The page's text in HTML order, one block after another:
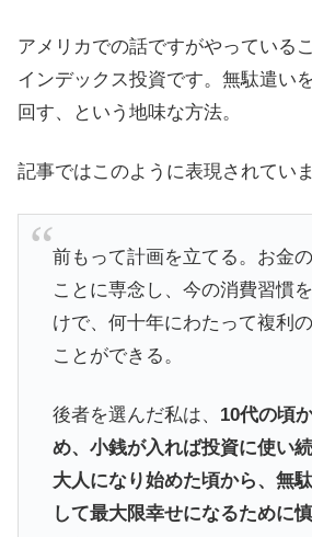
アメリカでの話ですがやっている
インデックス投資です。無駄遣い
回す、という地味な方法。
記事ではこのように表現されていま
前もって計画を立てる。お金
ことに専念し、今の消費習慣
けで、何十年にわたって複利
ことができる。
後者を選んだ私は、 10代の頃
め、小銭が入れば投資に使い
大人になり始めた頃から、無
して最大限幸せになるために